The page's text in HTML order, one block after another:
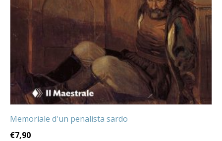
Memoriale d'un penalista sardo
€7,90